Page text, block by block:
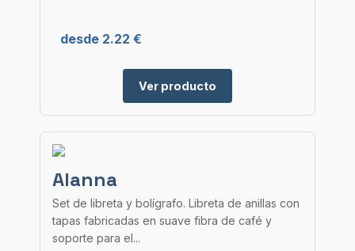
desde 2.22 €
Ver producto
Alanna
Set de libreta y bolígrafo. Libreta de anillas con
tapas fabricadas en suave fibra de café y
soporte para el...